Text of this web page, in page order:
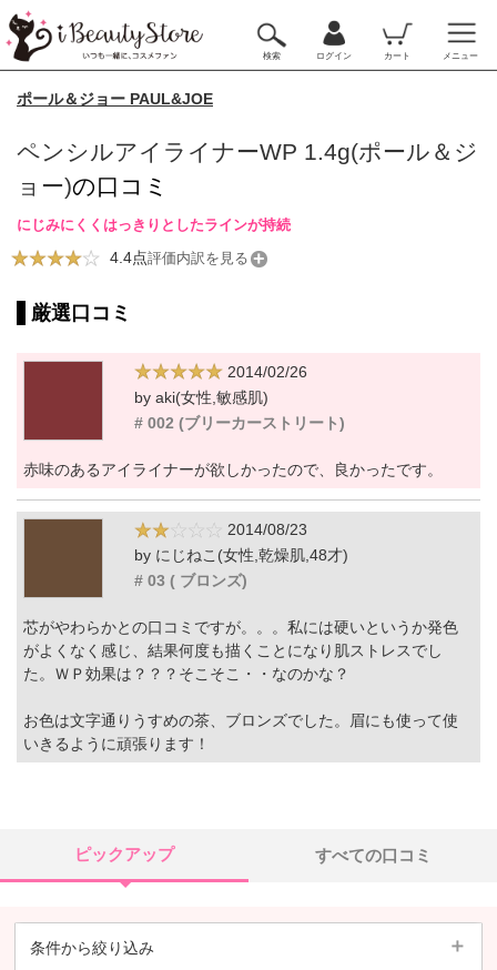
検索 ログイン カート メニュー
ポール＆ジョー PAUL&JOE
ペンシルアイライナーWP 1.4g(ポール＆ジ
ョー)の口コミ
にじみにくくはっきりとしたラインが持続
4.4点評価内訳を見る
厳選口コミ
2014/02/26
by aki(女性,敏感肌)
# 002 (ブリーカーストリート)
赤味のあるアイライナーが欲しかったので、良かったです。
2014/08/23
by にじねこ(女性,乾燥肌,48才)
# 03 ( ブロンズ)
芯がやわらかとの口コミですが。。。私には硬いというか発色
がよくなく感じ、結果何度も描くことになり肌ストレスでし
た。ＷＰ効果は？？？そこそこ・・なのかな？
お色は文字通りうすめの茶、ブロンズでした。眉にも使って使
いきるように頑張ります！
ピックアップ すべての口コミ
条件から絞り込み